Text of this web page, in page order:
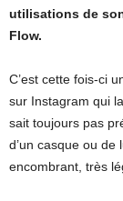
utilisations de
Flow.
C’est cette fois-ci
sur Instagram qui
sait toujours pas
d’un casque ou
encombrant, très